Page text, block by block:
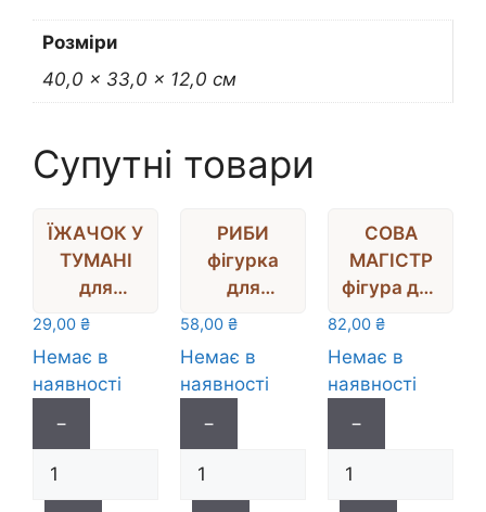
Розміри
40,0 × 33,0 × 12,0 см
Супутні товари
ЇЖАЧОК У
ТУМАНІ
для
декор.пан
5х3,3см
29,00 ₴
Немає в
наявності
−
РИБИ
фігурка
для
декору
5х4,5х3см
58,00 ₴
Немає в
наявності
−
СОВА
МАГІСТР
фігура для
декору
6,5х5,5х5,
5см
82,00 ₴
Немає в
наявності
−